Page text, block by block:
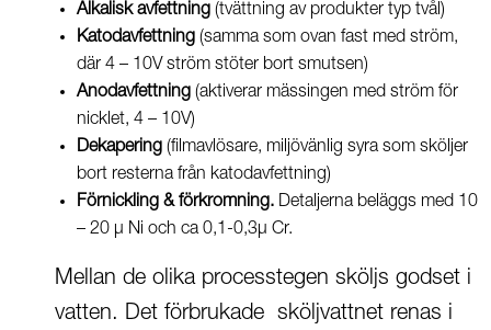
Alkalisk avfettning (tvättning av produkter typ tvål)
Katodavfettning (samma som ovan fast med ström,
där 4 – 10V ström stöter bort smutsen)
Anodavfettning (aktiverar mässingen med ström för
nicklet, 4 – 10V)
Dekapering (filmavlösare, miljövänlig syra som sköljer
bort resterna från katodavfettning)
Förnickling & förkromning. Detaljerna beläggs med 10
– 20 µ Ni och ca 0,1-0,3µ Cr.
Mellan de olika processtegen sköljs godset i
vatten. Det förbrukade sköljvattnet renas i